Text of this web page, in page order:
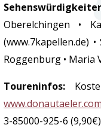
Oberelchingen •
(www.7kapellen.de)
Roggenburg • Maria
Toureninfos:
www.donautaeler.com
3-85000-925-6 (9,90€)